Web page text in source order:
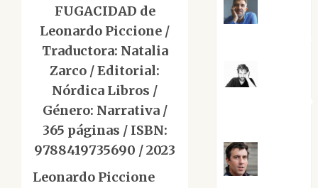
FUGACIDAD de
Leonardo Piccione /
Traductora: Natalia
Zarco / Editorial:
Nórdica Libros /
Género: Narrativa /
365 páginas / ISBN:
9788419735690 / 2023
Leonardo Piccione